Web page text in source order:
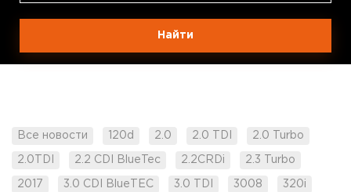
Найти
Все новости 120d 2.0 2.0 TDI 2.0 Turbo
2.0TDI 2.2 CDI BlueTec 2.2CRDi 2.3 Turbo
2017 3.0 CDI BlueTEC 3.0 TDI 3008 320i